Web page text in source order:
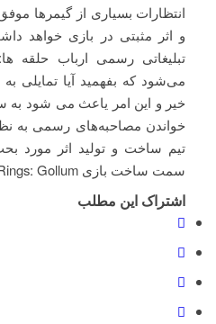
انتظارات بسیاری از گیمرها
و اثر مثبتی در بازی خواهد
تبلیغاتی رسمی ارباب حلقه
می‌شود که بفهمید آیا تمایلی
خیر و این امر یاعث می شود به
خواندن مصاحبه‌های رسمی به
تیم ساخت و تولید اثر مورد
سمت ساخت بازی The Lord of the Rings: Gollum رفته‌اند.
اشتراک این مطلب